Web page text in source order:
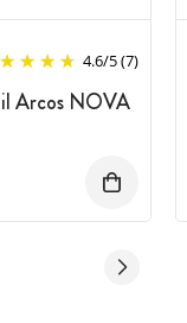
4.6/5(7)
Arcos NOVA